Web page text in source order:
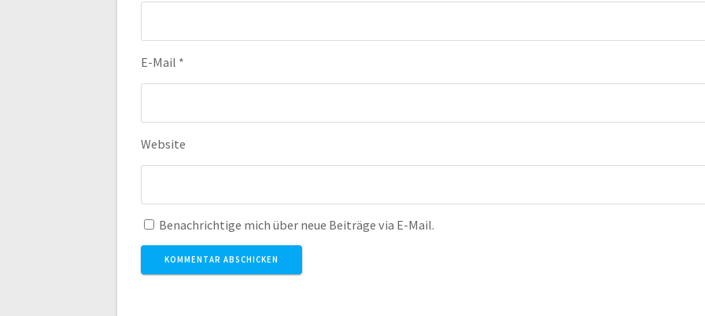
E-Mail *
Website
Benachrichtige mich über neue Beiträge via E-Mail.